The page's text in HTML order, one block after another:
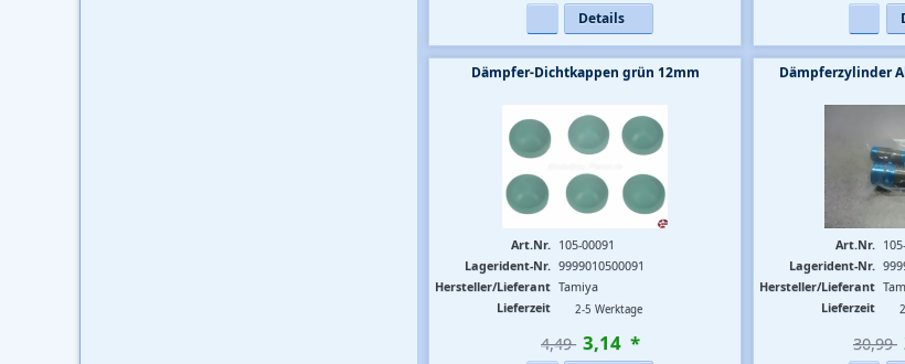
Details
Dämpfer-Dichtkappen grün 12mm
Art.Nr. 105-00091
Lagerident-Nr. 9999010500091
Hersteller/Lieferant Tamiya
Lieferzeit
2-5 Werktage
4,49  3,14 *
Dämpferzylinder
Art.Nr.
Lagerident-Nr.
Hersteller/Lieferant
Lieferzeit
30,99 